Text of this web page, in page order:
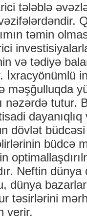
tələblə
təmin
və tədiyə
İxracyönümlü
məşğulluqda
nəzərdə tutur.
dövlət
büdcə
Neftin
dünya
təsirlərini
verir.